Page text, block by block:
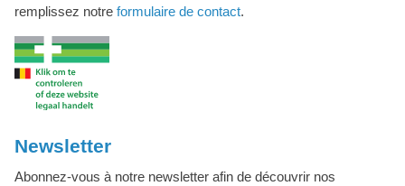
remplissez notre formulaire de contact.
Newsletter
Abonnez-vous à notre newsletter afin de découvrir nos